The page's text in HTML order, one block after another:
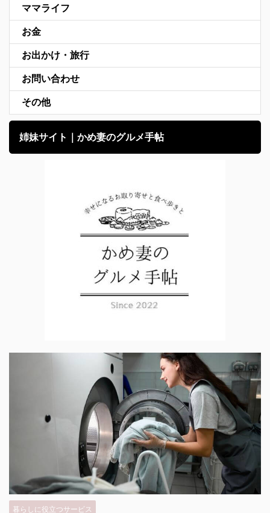
ママライフ
お金
お出かけ・旅行
お問い合わせ
その他
姉妹サイト｜かめ妻のグルメ手帖
暮らしに役立つサービス